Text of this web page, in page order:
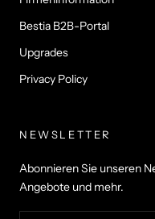
Bestia B2B-Portal
Upgrades
Privacy Policy
NEWSLETTER
Abonnieren Sie unseren
Angebote und mehr.